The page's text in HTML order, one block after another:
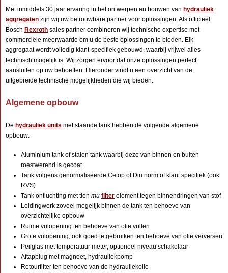
Met inmiddels 30 jaar ervaring in het ontwerpen en bouwen van hydrauliek
aggregaten zijn wij uw betrouwbare partner voor oplossingen. Als officieel
Bosch Rexroth sales partner combineren wij technische expertise met
commerciële meerwaarde om u de beste oplossingen te bieden. Elk
aggregaat wordt volledig klant-specifiek gebouwd, waarbij vrijwel alles
technisch mogelijk is. Wij zorgen ervoor dat onze oplossingen perfect
aansluiten op uw behoeften. Hieronder vindt u een overzicht van de
uitgebreide technische mogelijkheden die wij bieden.
Algemene opbouw
De hydrauliek units met staande tank hebben de volgende algemene
opbouw:
Aluminium tank of stalen tank waarbij deze van binnen en buiten
roestwerend is gecoat
Tank volgens genormaliseerde Cetop of Din norm of klant specifiek (ook
RVS)
Tank ontluchting met tien mu filter element tegen binnendringen van stof
Leidingwerk zoveel mogelijk binnen de tank ten behoeve van
overzichtelijke opbouw
Ruime vulopening ten behoeve van olie vullen
Grote vulopening, ook goed te gebruiken ten behoeve van olie verversen
Peilglas met temperatuur meter, optioneel niveau schakelaar
Aftapplug met magneet, hydrauliekpomp
Retourfilter ten behoeve van de hydrauliekolie